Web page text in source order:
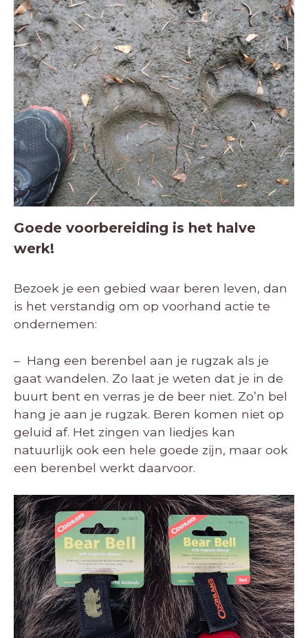
Goede voorbereiding is het halve
werk!
Bezoek je een gebied waar beren leven, dan
is het verstandig om op voorhand actie te
ondernemen:
– Hang een berenbel aan je rugzak als je
gaat wandelen. Zo laat je weten dat je in de
buurt bent en verras je de beer niet. Zo’n bel
hang je aan je rugzak. Beren komen niet op
geluid af. Het zingen van liedjes kan
natuurlijk ook een hele goede zijn, maar ook
een berenbel werkt daarvoor.